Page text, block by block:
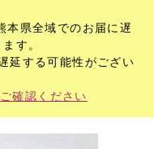
本県全域でのお届に遅
す。
延する可能性がござい
確認ください